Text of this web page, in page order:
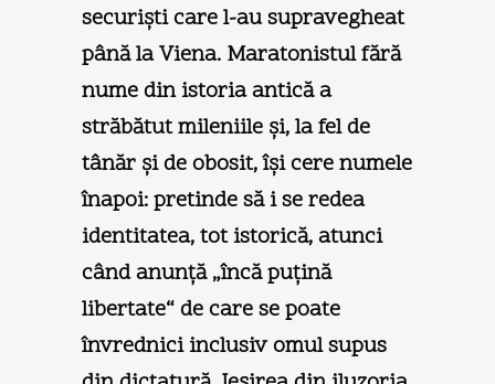
securişti care l-au supravegheat
până la Viena. Maratonistul fără
nume din istoria antică a
străbătut mileniile şi, la fel de
tânăr şi de obosit, îşi cere numele
înapoi: pretinde să i se redea
identitatea, tot istorică, atunci
când anunţă „încă puţină
libertate“ de care se poate
învrednici inclusiv omul supus